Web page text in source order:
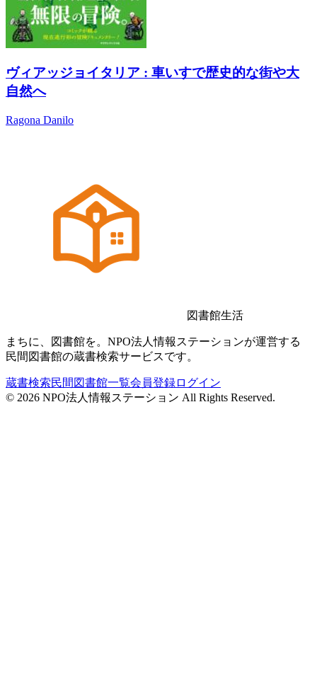
ヴィアッジョイタリア : 車いすで歴史的な街や大
自然へ
Ragona Danilo
図書館生活
まちに、図書館を。NPO法人情報ステーションが運営する
民間図書館の蔵書検索サービスです。
蔵書検索民間図書館一覧会員登録ログイン
© 2026 NPO法人情報ステーション All Rights Reserved.